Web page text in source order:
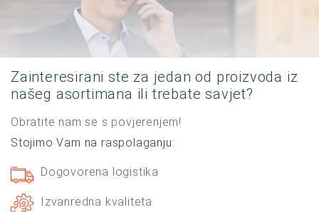
Zainteresirani ste za jedan od proizvoda iz
našeg asortimana ili trebate savjet?
Obratite nam se s povjerenjem!
Stojimo Vam na raspolaganju:
Dogovorena logistika
Izvanredna kvaliteta